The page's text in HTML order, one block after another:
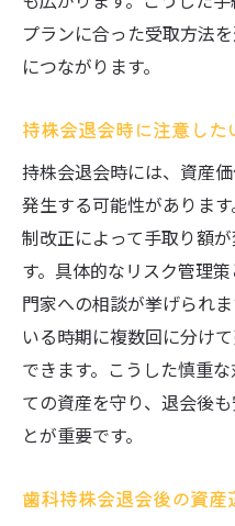
プランに合った受取方法
につながります。
持株会退会時に注意し
持株会退会時には、資産
発生する可能性がありま
制改正によって手取り額
す。具体的なリスク管理
門家への相談が挙げられ
いる時期に複数回に分け
できます。こうした慎重
ての資産を守り、退会後
とが重要です。
歯科持株会退会後の資